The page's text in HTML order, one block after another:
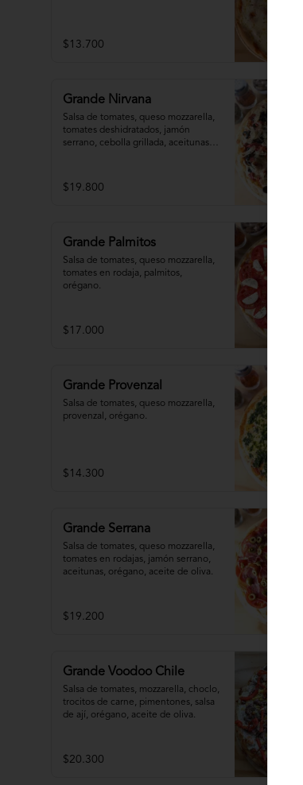
$13.700
Grande Nirvana
Salsa de tomates, queso mozzarella,
tomates deshidratados, jamón
serrano, cebolla grillada, aceitunas,
$19.800
Grande Palmitos
Salsa de tomates, queso mozzarella,
tomates en rodaja, palmitos,
orégano.
$17.000
Grande Provenzal
Salsa de tomates, queso mozzarella,
provenzal, orégano.
$14.300
Grande Serrana
Salsa de tomates, queso mozzarella,
tomates en rodajas, jamón serrano,
aceitunas, orégano, aceite de oliva.
$19.200
Grande Voodoo Chile
Salsa de tomates, mozzarella, choclo,
trocitos de carne, pimentones, salsa
de ají, orégano, aceite de oliva.
$20.300